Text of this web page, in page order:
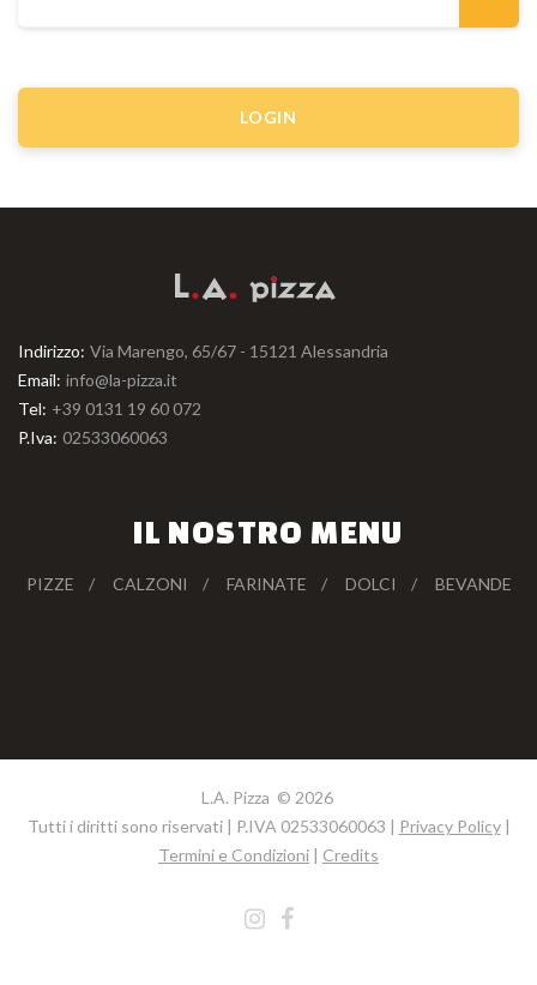
Indirizzo: Via Marengo, 65/67 - 15121 Alessandria
Email: info@la-pizza.it
Tel: +39 0131 19 60 072
P.Iva: 02533060063
IL NOSTRO MENU
PIZZE CALZONI FARINATE DOLCI BEVANDE
L.A. Pizza © 2026
Tutti i diritti sono riservati | P.IVA 02533060063 | Privacy Policy|
Termini e Condizioni | Credits